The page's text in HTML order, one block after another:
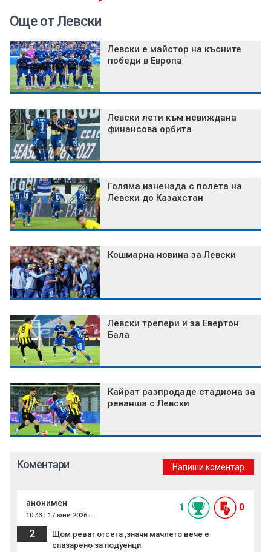
Още от Левски
Левски е майстор на късните
победи в Европа
Левски лети към невиждана
финансова орбита
Голяма изненада с полета на
Левски до Казахстан
Кошмарна новина за Левски
Левски трепери и за Евертон
Бала
Кайрат разпродаде стадиона за
реванша с Левски
Коментари Напиши коментар
анонимен
10:43 | 17 юни 2026 г.
1 0
2
Щом реват отсега ,значи мачлето вече е
спазарено за подуенци